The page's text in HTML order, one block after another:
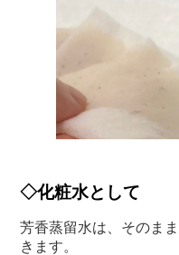
◇化粧水として
芳香蒸留水は、そのま
きます。